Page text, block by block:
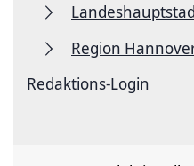
Region
Redaktions-Login